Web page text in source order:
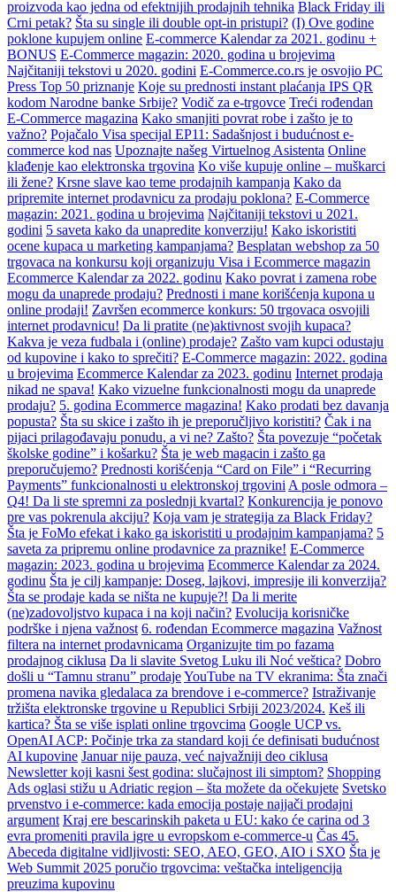
proizvoda kao jedna od efektnijih prodajnih tehnika Black Friday ili
Crni petak? Šta su single ili double opt-in pristupi? (I) Ove godine
poklone kupujem online E-commerce Kalendar za 2021. godinu +
BONUS E-Commerce magazin: 2020. godina u brojevima
Najčitaniji tekstovi u 2020. godini E-Commerce.co.rs je osvojio PC
Press Top 50 priznanje Koje su prednosti instant plaćanja IPS QR
kodom Narodne banke Srbije? Vodič za e-trgovce Treći rođendan
E-Commerce magazina Kako smanjiti povrat robe i zašto je to
važno? Pojačalo Visa specijal EP11: Sadašnjost i budućnost e-
commerce kod nas Upoznajte našeg Virtuelnog Asistenta Online
klađenje kao elektronska trgovina Ko više kupuje online – muškarci
ili žene? Krsne slave kao teme prodajnih kampanja Kako da
pripremite internet prodavnicu za prodaju poklona? E-Commerce
magazin: 2021. godina u brojevima Najčitaniji tekstovi u 2021.
godini 5 saveta kako da unapredite konverziju! Kako iskoristiti
ocene kupaca u marketing kampanjama? Besplatan webshop za 50
trgovaca na konkursu koji organizuju Visa i Ecommerce magazin
Ecommerce Kalendar za 2022. godinu Kako povrat i zamena robe
mogu da unaprede prodaju? Prednosti i mane korišćenja kupona u
online prodaji! Završen ecommerce konkurs: 50 trgovaca osvojili
internet prodavnicu! Da li pratite (ne)aktivnost svojih kupaca?
Kakva je veza fudbala i (online) prodaje? Zašto vam kupci odustaju
od kupovine i kako to sprečiti? E-Commerce magazin: 2022. godina
u brojevima Ecommerce Kalendar za 2023. godinu Internet prodaja
nikad ne spava! Kako vizuelne funkcionalnosti mogu da unaprede
prodaju? 5. godina Ecommerce magazina! Kako prodati bez davanja
popusta? Šta su skice i zašto ih je preporučljivo koristiti? Čak i na
pijaci prilagođavaju ponudu, a vi ne? Zašto? Šta povezuje “početak
školske godine” i košarku? Šta je web magacin i zašto ga
preporučujemo? Prednosti korišćenja “Card on File” i “Recurring
Payments” funkcionalnosti u elektronskoj trgovini A posle odmora –
Q4! Da li ste spremni za poslednji kvartal? Konkurencija je ponovo
pre vas pokrenula akciju? Koja vam je strategija za Black Friday?
Šta je FoMo efekat i kako ga iskoristiti u prodajnim kampanjama? 5
saveta za pripremu online prodavnice za praznike! E-Commerce
magazin: 2023. godina u brojevima Ecommerce Kalendar za 2024.
godinu Šta je cilj kampanje: Doseg, lajkovi, impresije ili konverzija?
Šta se prodaje kada se ništa ne kupuje?! Da li merite
(ne)zadovoljstvo kupaca i na koji način? Evolucija korisničke
podrške i njena važnost 6. rođendan Ecommerce magazina Važnost
filtera na internet prodavnicama Organizujte tim po fazama
prodajnog ciklusa Da li slavite Svetog Luku ili Noć veštica? Dobro
došli u “Tamnu stranu” prodajeYouTube na TV ekranima: Šta znači
promena navika gledalaca za brendove i e-commerce? Istraživanje
tržišta elektronske trgovine u Republici Srbiji 2023/2024. Keš ili
kartica? Šta se više isplati online trgovcima Google UCP vs.
OpenAI ACP: Počinje trka za standard koji će definisati budućnost
AI kupovine Januar nije pauza, već najvažniji deo ciklusa
Newsletter koji kasni šest godina: slučajnost ili simptom? Shopping
Ads oglasi stižu u Adriatic region – šta možete da očekujete Svetsko
prvenstvo i e-commerce: kada emocija postaje najjači prodajni
argument Kraj ere bescarinskih paketa u EU: kako će carina od 3
evra promeniti pravila igre u evropskom e-commerce-u Čas 45.
Abeceda digitalne vidljivosti: SEO, AEO, GEO, AIO i SXO Šta je
Web Summit 2025 poručio trgovcima: veštačka inteligencija
preuzima kupovinu